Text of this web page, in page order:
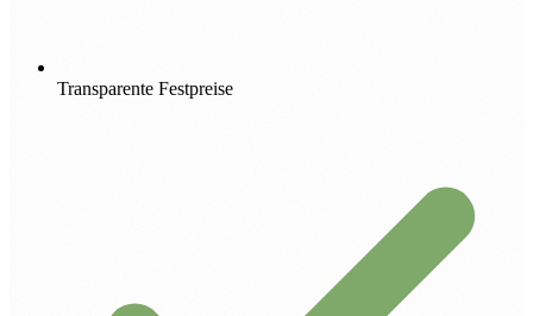
Transparente Festpreise